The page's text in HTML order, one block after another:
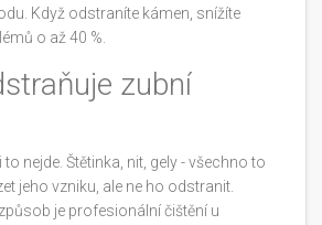
Když odstraníte kámen, snížíte
o až 40 %.
zubní
nejde. Štětinka, nit, gely - všechno to
jeho vzniku, ale ne ho odstranit.
je profesionální čištění u